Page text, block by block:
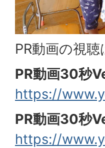
PR動画の視
PR動画30秒
https://
PR動画30秒
https://